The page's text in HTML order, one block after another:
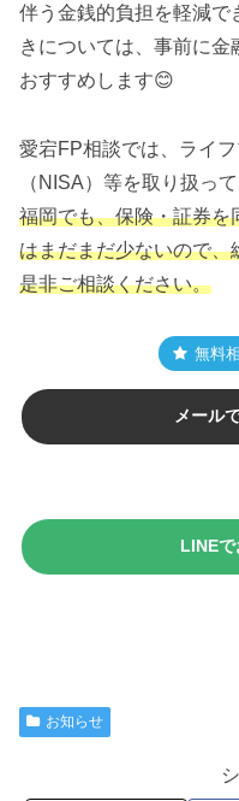
伴う金銭的負担を軽減で
きについては、事前に
おすすめします😊
愛宕FP相談では、ライ
（NISA）等を取り扱って
福岡でも、保険・証券を
はまだまだ少ないので、
是非ご相談ください。
無料
メール
LINEで
お知らせ